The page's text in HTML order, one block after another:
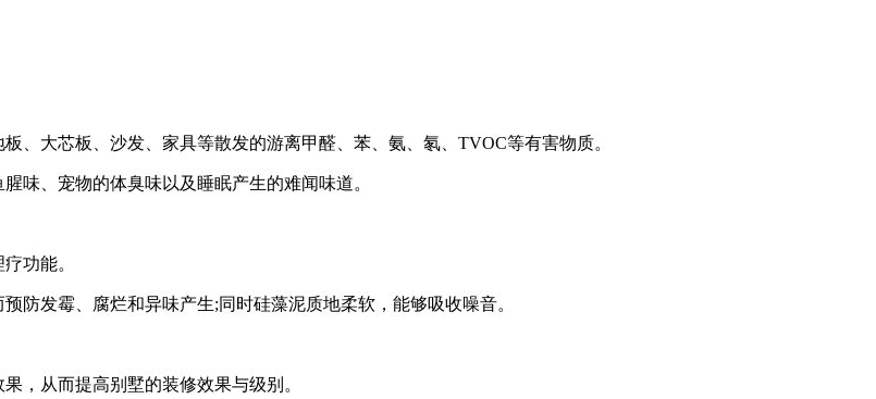
大芯板、沙发、家具等散发的游离甲醛、苯、氨、氡、TVOC等有害物质。
、宠物的体臭味以及睡眠产生的难闻味道。
功能。
发霉、腐烂和异味产生;同时硅藻泥质地柔软，能够吸收噪音。
从而提高别墅的装修效果与级别。